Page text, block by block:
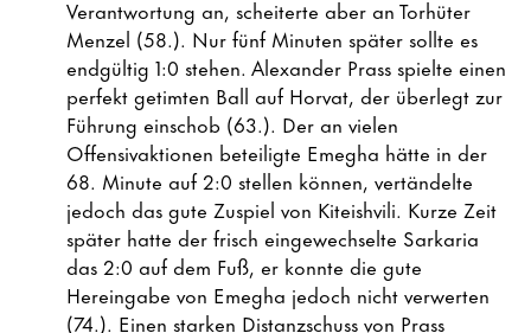
Verantwortung an, scheiterte aber an Torhüter
Menzel (58.). Nur fünf Minuten später sollte es
endgültig 1:0 stehen. Alexander Prass spielte einen
perfekt getimten Ball auf Horvat, der überlegt zur
Führung einschob (63.). Der an vielen
Offensivaktionen beteiligte Emegha hätte in der
68. Minute auf 2:0 stellen können, vertändelte
jedoch das gute Zuspiel von Kiteishvili. Kurze Zeit
später hatte der frisch eingewechselte Sarkaria
das 2:0 auf dem Fuß, er konnte die gute
Hereingabe von Emegha jedoch nicht verwerten
(74.). Einen starken Distanzschuss von Prass